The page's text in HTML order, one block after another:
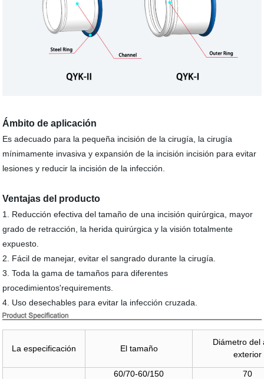
Ámbito de aplicación
Es adecuado para la pequeña incisión de la cirugía, la cirugía
mínimamente invasiva y expansión de la incisión incisión para evitar
lesiones y reducir la incisión de la infección.
Ventajas del producto
1. Reducción efectiva del tamaño de una incisión quirúrgica, mayor
grado de retracción, la herida quirúrgica y la visión totalmente
expuesto.
2. Fácil de manejar, evitar el sangrado durante la cirugía.
3. Toda la gama de tamaños para diferentes
procedimientos'requirements.
4. Uso desechables para evitar la infección cruzada.
La especificación El tamaño
Diámetro del
exterior
60/70-60/150
70